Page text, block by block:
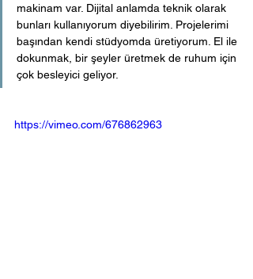
makinam var. Dijital anlamda teknik olarak
bunları kullanıyorum diyebilirim. Projelerimi
başından kendi stüdyomda üretiyorum. El ile
dokunmak, bir şeyler üretmek de ruhum için
çok besleyici geliyor.
https://vimeo.com/676862963